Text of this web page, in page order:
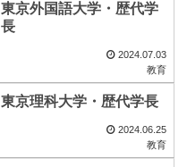
東京外国語大学・歴代学
長
2024.07.03
教育
東京理科大学・歴代学長
2024.06.25
教育